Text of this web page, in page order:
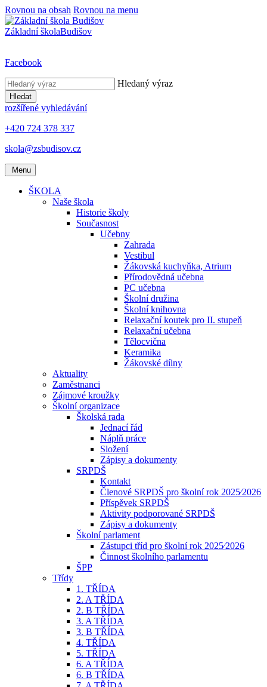
Rovnou na obsah Rovnou na menu
Základní školaBudišov
Facebook
Hledaný výraz
Hledat
rozšířené vyhledávání
+420 724 378 337
skola@zsbudisov.cz
Menu
ŠKOLA
Naše škola
Historie školy
Současnost
Učebny
Zahrada
Vestibul
Žákovská kuchyňka, Atrium
Přírodovědná učebna
PC učebna
Školní družina
Školní knihovna
Relaxační koutek pro II. stupeň
Relaxační učebna
Tělocvična
Keramika
Žákovské dílny
Aktuality
Zaměstnanci
Zájmové kroužky
Školní organizace
Školská rada
Jednací řád
Náplň práce
Složení
Zápisy a dokumenty
SRPDŠ
Kontakt
Členové SRPDŠ pro školní rok 2025⁄2026
Příspěvek SRPDŠ
Aktivity podporované SRPDŠ
Zápisy a dokumenty
Školní parlament
Zástupci tříd pro školní rok 2025⁄2026
Činnost školního parlamentu
ŠPP
Třídy
1. TŘÍDA
2. A TŘÍDA
2. B TŘÍDA
3. A TŘÍDA
3. B TŘÍDA
4. TŘÍDA
5. TŘÍDA
6. A TŘÍDA
6. B TŘÍDA